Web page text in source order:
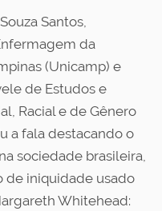
Santos,
da
(Unicamp) e
de Estudos e
Racial e de Gênero
a fala destacando o
sociedade brasileira,
de iniquidade usado
Whitehead: